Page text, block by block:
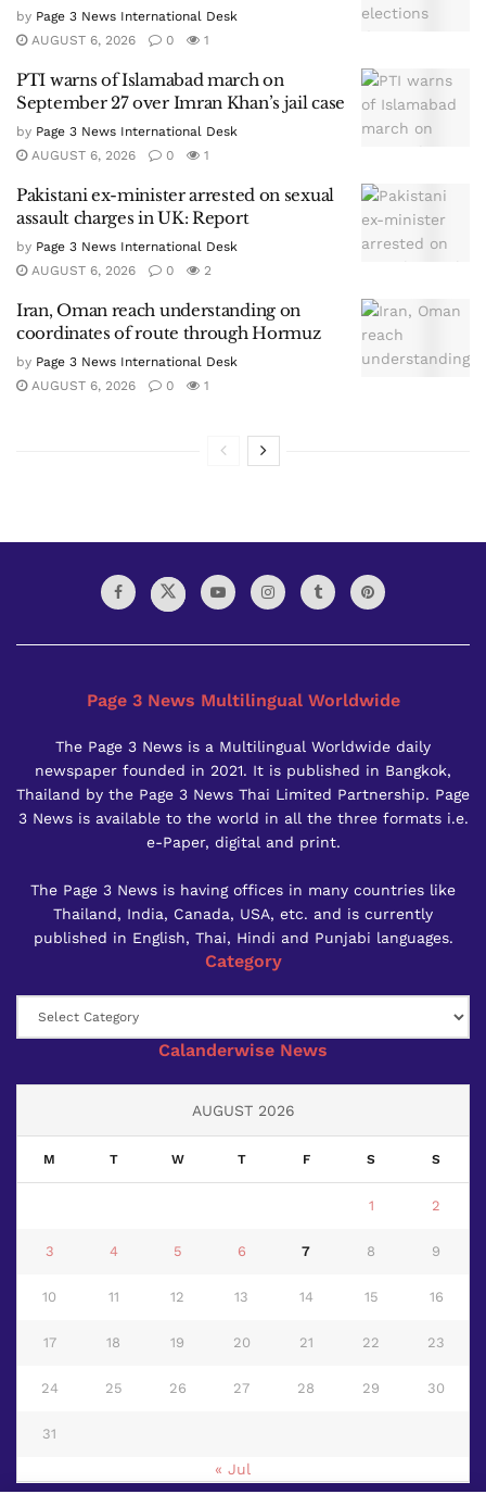
by Page 3 News International Desk
AUGUST 6, 2026
0 1
PTI warns of Islamabad march on
September 27 over Imran Khan’s jail case
by Page 3 News International Desk
AUGUST 6, 2026
0 1
Pakistani ex-minister arrested on sexual
assault charges in UK: Report
by Page 3 News International Desk
AUGUST 6, 2026
0 2
Iran, Oman reach understanding on
coordinates of route through Hormuz
by Page 3 News International Desk
AUGUST 6, 2026
0 1
Page 3 News Multilingual Worldwide
The Page 3 News is a Multilingual Worldwide daily
newspaper founded in 2021. It is published in Bangkok,
Thailand by the Page 3 News Thai Limited Partnership. Page
3 News is available to the world in all the three formats i.e.
e-Paper, digital and print.
The Page 3 News is having offices in many countries like
Thailand, India, Canada, USA, etc. and is currently
published in English, Thai, Hindi and Punjabi languages.
Category
Calanderwise News
AUGUST 2026
M T W T F S S
1 2
3 4 5 6 7 8 9
10 11 12 13 14 15 16
17 18 19 20 21 22 23
24 25 26 27 28 29 30
31
« Jul